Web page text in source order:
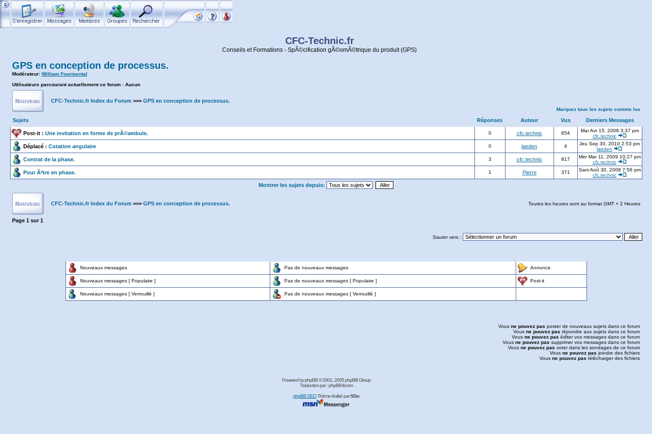
CFC-Technic.fr
Conseils et Formations - SpÃ©cification gÃ©omÃ©trique du produit (GPS)
GPS en conception de processus.
Modérateur: William Fourmental
Utilisateurs parcourant actuellement ce forum : Aucun
CFC-Technic.fr Index du Forum >>> GPS en conception de processus.
Marquez tous les sujets comme lus
Sujets Réponses Auteur Vus Derniers Messages
Post-it : Une invitation en forme de prÃ©ambule. 0 cfc.technic 654
Mar Avr 15, 2008 3:37 pm
cfc.technic
Déplacé : Cotation angulaire 0 laeden 4
Jeu Sep 30, 2010 2:53 pm
laeden
Contrat de la phase. 3 cfc.technic 817
Mer Mar 11, 2009 10:27 pm
cfc.technic
Pour Ãªtre en phase. 1 Pierre 371
Sam Aoû 30, 2008 7:56 pm
cfc.technic
Montrer les sujets depuis:
CFC-Technic.fr Index du Forum >>> GPS en conception de processus. Toutes les heures sont au format GMT + 2 Heures
Page 1sur1
Sauter vers :
Nouveaux messages Pas de nouveaux messages Annonce
Nouveaux messages [ Populaire ] Pas de nouveaux messages [ Populaire ] Post-it
Nouveaux messages [ Verrouillé ] Pas de nouveaux messages [ Verrouillé ]
Vous ne pouvez pas poster de nouveaux sujets dans ce forum
Vous ne pouvez pas répondre aux sujets dans ce forum
Vous ne pouvez pas éditer vos messages dans ce forum
Vous ne pouvez pas supprimer vos messages dans ce forum
Vous ne pouvez pas voter dans les sondages de ce forum
Vous ne pouvez pas joindre des fichiers
Vous ne pouvez pas télécharger des fichiers
Powered byphpBB© 2001, 2005 phpBB Group
Traduction par :phpBB-fr.com
phpBB SEOThème réalisé parSGo